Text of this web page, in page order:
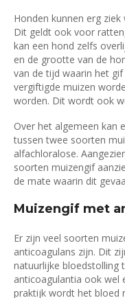
Honden kunnen erg
Dit geldt ook voor
kan een hond zelfs
en de grootte van de
van de tijd waarin het
vergiftigde muizen
worden. Dit wordt ook
Over het algemeen kan
tussen twee soorten
alfachloralose.
soorten muizengif
de mate waarin dit
Muizengif met
Er zijn veel soorten
anticoagulans zijn. Dit
natuurlijke bloedstolling
anticoagulantia ook wel
praktijk wordt het bloed